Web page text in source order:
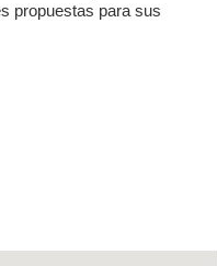
propuestas para sus